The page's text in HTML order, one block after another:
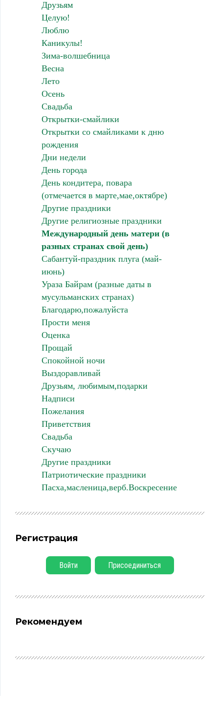
Друзьям
Целую!
Люблю
Каникулы!
Зима-волшебница
Весна
Лето
Осень
Свадьба
Открытки-смайлики
Открытки со смайликами к дню
рождения
Дни недели
День города
День кондитера, повара
(отмечается в марте,мае,октябре)
Другие праздники
Другие религиозные праздники
Международный день матери (в
разных странах свой день)
Сабантуй-праздник плуга (май-
июнь)
Ураза Байрам (разные даты в
мусульманских странах)
Благодарю,пожалуйста
Прости меня
Оценка
Прощай
Спокойной ночи
Выздоравливай
Друзьям, любимым,подарки
Надписи
Пожелания
Приветствия
Свадьба
Скучаю
Другие праздники
Патриотические праздники
Пасха,масленица,верб.Воскресение
Регистрация
Войти Присоединиться
Рекомендуем